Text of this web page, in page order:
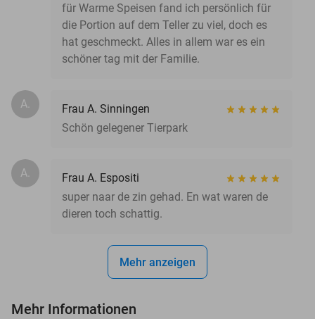
für Warme Speisen fand ich persönlich für
die Portion auf dem Teller zu viel, doch es
hat geschmeckt. Alles in allem war es ein
schöner tag mit der Familie.
A.
Frau A. Sinningen
Schön gelegener Tierpark
A.
Frau A. Espositi
super naar de zin gehad. En wat waren de
dieren toch schattig.
Mehr anzeigen
Mehr Informationen